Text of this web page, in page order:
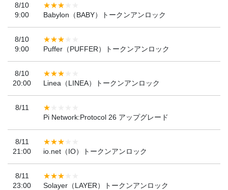
8/10
9:00
Babylon（BABY）トークンアンロック
8/10
9:00
Puffer（PUFFER）トークンアンロック
8/10
20:00
Linea（LINEA）トークンアンロック
8/11
Pi Network:Protocol 26 アップグレード
8/11
21:00
io.net（IO）トークンアンロック
8/11
23:00
Solayer（LAYER）トークンアンロック